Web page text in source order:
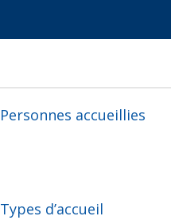
Personnes accueillies
Types d’accueil